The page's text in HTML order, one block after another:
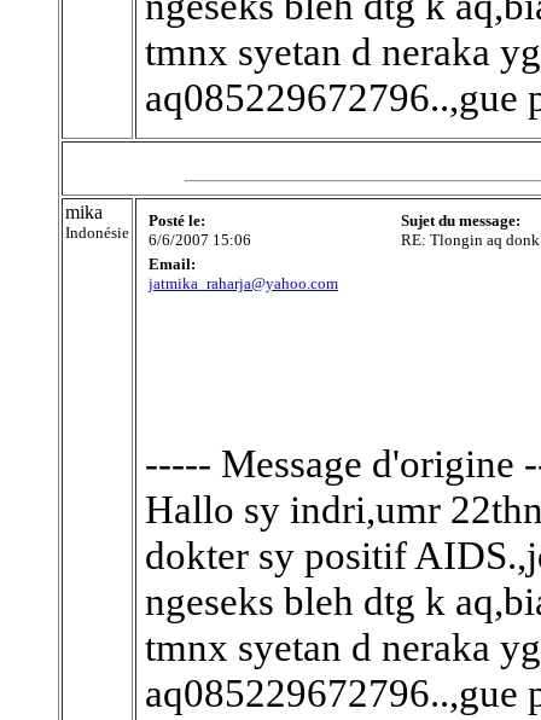
tmnx syetan d neraka
aq085229672796..,gue
mika
Indonésie
Posté le:
6/6/2007 15:06
Sujet du message:
RE: Tlongin aq
Email:
jatmika_raharja@yahoo.com
----- Message d'origine
Hallo sy indri,umr
dokter sy positif
ngeseks bleh dtg k
tmnx syetan d neraka
aq085229672796..,gue